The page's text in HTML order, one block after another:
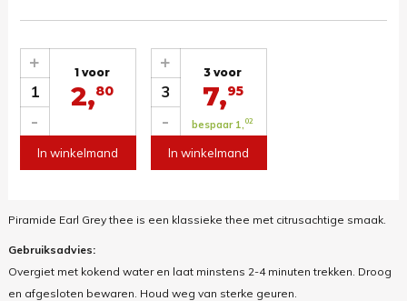
1
-
+ 1 voor
2,80
In winkelmand
3
-
+ 3 voor
7,95
bespaar 1, 02
In winkelmand
Piramide Earl Grey thee is een klassieke thee met citrusachtige smaak.
Gebruiksadvies:
Overgiet met kokend water en laat minstens 2-4 minuten trekken. Droog
en afgesloten bewaren. Houd weg van sterke geuren.